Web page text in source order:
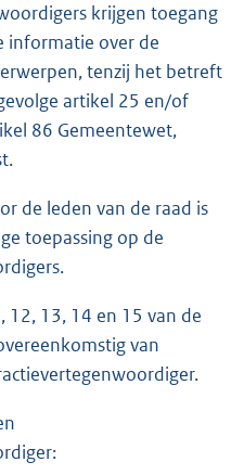
krijgen toegang
informatie over de
tenzij het betreft
artikel 25 en/of
86 Gemeentewet,
de leden van de raad is
toepassing op de
12, 13, 14 en 15 van de
van